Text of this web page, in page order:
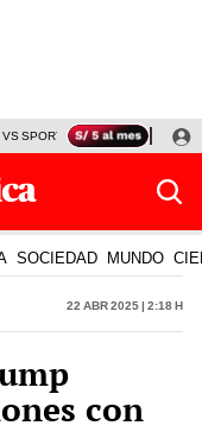
SPORT BOYS JORGE
SOCIEDAD MUNDO
22 Abr 2025 | 2:18 h
con